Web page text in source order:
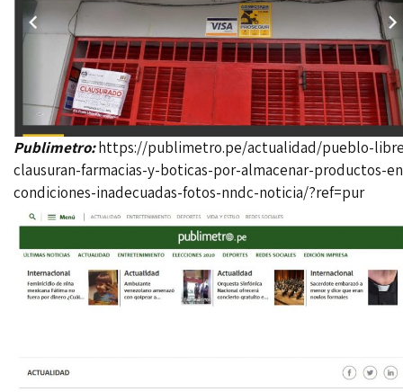
Publimetro:https://publimetro.pe/actualidad/pueblo-
clausuran-farmacias-y-boticas-por-almacenar-productos-
condiciones-inadecuadas-fotos-nndc-noticia/?ref=pur